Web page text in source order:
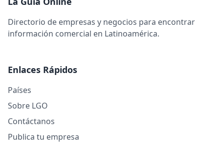
Directorio de empresas y negocios para encontrar
información comercial en Latinoamérica.
Enlaces Rápidos
Países
Sobre LGO
Contáctanos
Publica tu empresa